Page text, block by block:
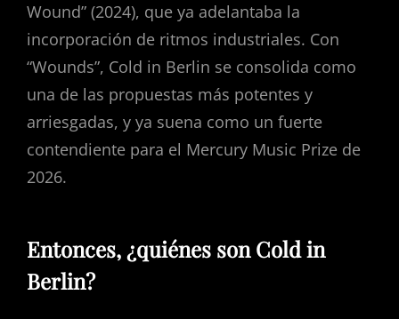
Wound” (2024), que ya adelantaba la
incorporación de ritmos industriales. Con
“Wounds”, Cold in Berlin se consolida como
una de las propuestas más potentes y
arriesgadas, y ya suena como un fuerte
contendiente para el Mercury Music Prize de
2026.
Entonces, ¿quiénes son Cold in
Berlin?